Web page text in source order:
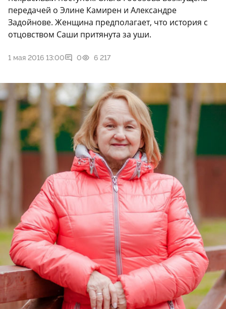
передачей о Элине Камирен и Александре
Задойнове. Женщина предполагает, что история с
отцовством Саши притянута за уши.
1 мая 2016 13:00 0 6 217